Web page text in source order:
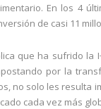
En los 4
de casi 11
que ha sufrido la
por la
no solo les resulta
cada vez más